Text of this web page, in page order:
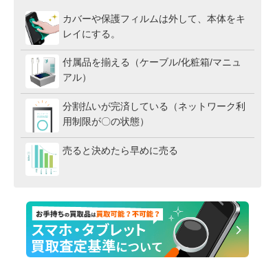
カバーや保護フィルムは外して、本体をキ
レイにする。
付属品を揃える（ケーブル/化粧箱/マニュ
アル）
分割払いが完済している（ネットワーク利
用制限が〇の状態）
売ると決めたら早めに売る